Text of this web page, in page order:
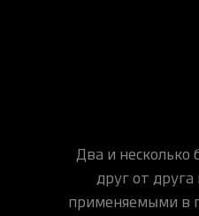
Два и несколько
друг от
применяемыми в